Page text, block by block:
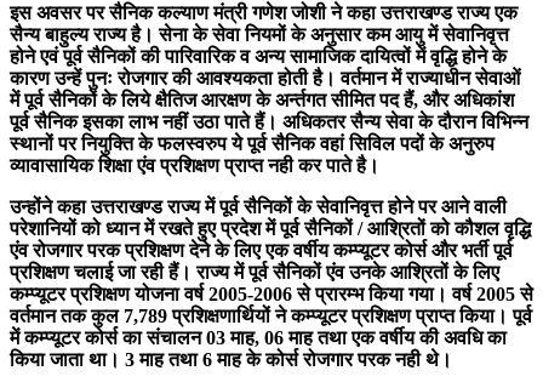
इस अवसर पर सैनिक कल्याण मंत्री गणेश जोशी ने कहा उत्तराखण्ड राज्य एक
सैन्य बाहुल्य राज्य है। सेना के सेवा नियमों के अनुसार कम आयु में सेवानिवृत्त
होने एवं पूर्व सैनिकों की पारिवारिक व अन्य सामाजिक दायित्वों में वृद्धि होने के
कारण उन्हें पुनः रोजगार की आवश्यकता होती है। वर्तमान में राज्याधीन सेवाओं
में पूर्व सैनिकों के लिये क्षैतिज आरक्षण के अर्न्तगत सीमित पद हैं, और अधिकांश
पूर्व सैनिक इसका लाभ नहीं उठा पाते हैं। अधिकतर सैन्य सेवा के दौरान विभिन्न
स्थानों पर नियुक्ति के फलस्वरुप ये पूर्व सैनिक वहां सिविल पदों के अनुरुप
व्यावासायिक शिक्षा एंव प्रशिक्षण प्राप्त नही कर पाते है।
उन्होंने कहा उत्तराखण्ड राज्य में पूर्व सैनिकों के सेवानिवृत्त होने पर आने वाली
परेशानियों को ध्यान में रखते हुए प्रदेश में पूर्व सैनिकों / आश्रितों को कौशल वृद्धि
एंव रोजगार परक प्रशिक्षण देने के लिए एक वर्षीय कम्प्यूटर कोर्स और भर्ती पूर्व
प्रशिक्षण चलाई जा रही हैं। राज्य में पूर्व सैनिकों एंव उनके आश्रितों के लिए
कम्प्यूटर प्रशिक्षण योजना वर्ष 2005-2006 से प्रारम्भ किया गया। वर्ष 2005 से
वर्तमान तक कुल 7,789 प्रशिक्षणार्थियों ने कम्प्यूटर प्रशिक्षण प्राप्त किया। पूर्व
में कम्प्यूटर कोर्स का संचालन 03 माह, 06 माह तथा एक वर्षीय की अवधि का
किया जाता था। 3 माह तथा 6 माह के कोर्स रोजगार परक नही थे।